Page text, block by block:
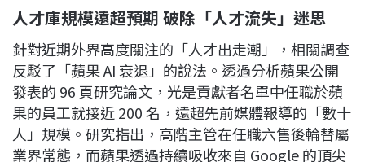
人才庫規模遠超預期 破除「人才流失」迷思
針對近期外界高度關注的「人才出走潮」，相關調查
反駁了「蘋果 AI 衰退」的說法。透過分析蘋果公開
發表的 96 頁研究論文，光是貢獻者名單中任職於蘋
果的員工就接近 200 名，遠超先前媒體報導的「數十
人」規模。研究指出，高階主管在任職六售後輪替屬
業界常態，而蘋果透過持續吸收來自 Google 的頂尖